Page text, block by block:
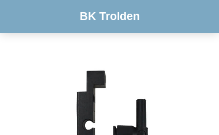
BK Trolden